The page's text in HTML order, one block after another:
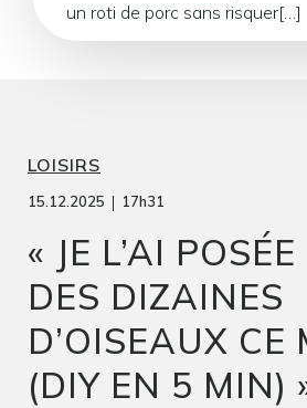
un roti de porc sans risquer[…]
LOISIRS
15.12.2025 | 17h31
« JE L’AI
DES DIZAINES
D’OISEAUX CE
(DIY EN 5 MIN)